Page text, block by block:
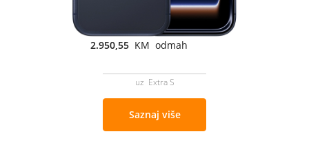
2.950,55 KM odmah
uz Extra S
Saznaj više